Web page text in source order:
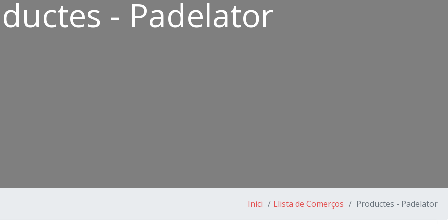
- Padelator
Inici Llista de Comerços Productes - Padelator